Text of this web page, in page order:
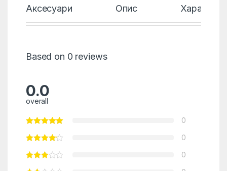
Аксесуари Опис
Based on 0 reviews
0.0
overall
0
0
0